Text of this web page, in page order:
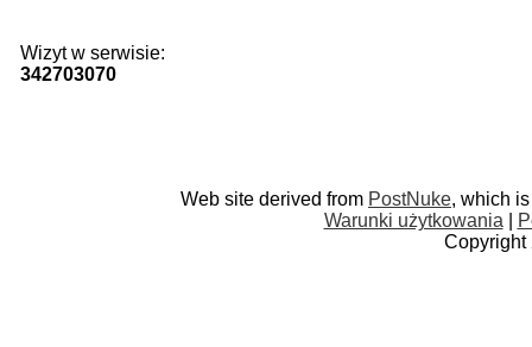
Wizyt w serwisie:
342703070
Web site derived from PostNuke, which
Warunki użytkowania
Copyright